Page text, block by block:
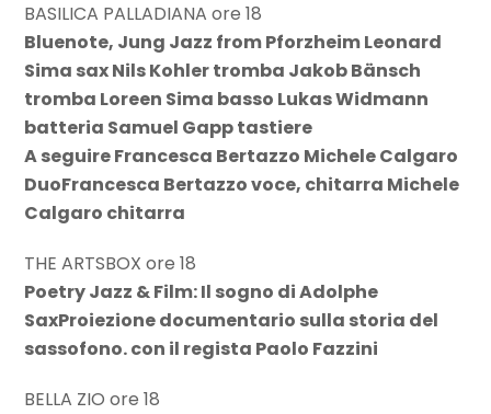
BASILICA PALLADIANA ore 18
Bluenote, Jung Jazz from Pforzheim Leonard
Sima sax Nils Kohler tromba Jakob Bänsch
tromba Loreen Sima basso Lukas Widmann
batteria Samuel Gapp tastiere
A seguire Francesca Bertazzo Michele Calgaro
DuoFrancesca Bertazzo voce, chitarra Michele
Calgaro chitarra
THE ARTSBOX ore 18
Poetry Jazz & Film: Il sogno di Adolphe
SaxProiezione documentario sulla storia del
sassofono. con il regista Paolo Fazzini
BELLA ZIO ore 18